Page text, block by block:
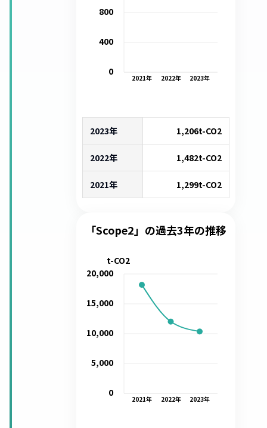
2021年 2022年 2023年
0
400
800
2023年 1,206t-CO2
2022年 1,482t-CO2
2021年 1,299t-CO2
「Scope2」の過去3年の推移
2021年 2022年 2023年
0
5,000
10,000
15,000
20,000
t-CO2